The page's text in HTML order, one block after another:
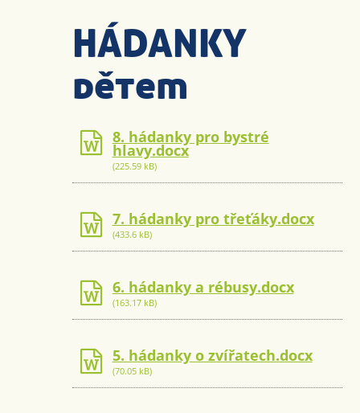
HÁDANKY
dětem
8. hádanky pro bystré
hlavy.docx
(225.59 kB)
7. hádanky pro třeťáky.docx
(433.6 kB)
6. hádanky a rébusy.docx
(163.17 kB)
5. hádanky o zvířatech.docx
(70.05 kB)